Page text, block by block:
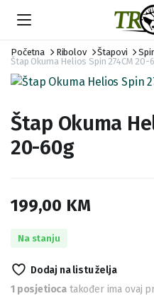
Početna Ribolov Štapovi
Štap Okuma Helios Spin 274CM 20-
Štap Okuma
20-60g
199,00 KM
Na stanju
Dodaj na listu želja
1 posjetioca također ima ovaj